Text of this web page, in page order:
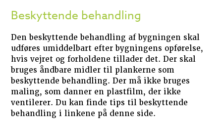
Beskyttende behandling
Den beskyttende behandling af bygningen skal
udføres umiddelbart efter bygningens opførelse,
hvis vejret og forholdene tillader det. Der skal
bruges åndbare midler til plankerne som
beskyttende behandling. Der må ikke bruges
maling, som danner en plastfilm, der ikke
ventilerer. Du kan finde tips til beskyttende
behandling i linkene på denne side.